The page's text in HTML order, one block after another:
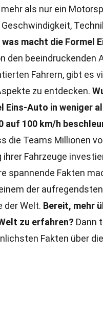
als nur ein
was macht die Formel
den beeindruckenden
Fahrern, gibt es
zu entdecken.
Eins-Auto in weniger
auf 100 km/h
die Teams Millionen
Fahrzeuge
spannende Fakten
der aufregendsten
der Welt. Bereit, mehr
zu erfahren? Dann
Fakten über die